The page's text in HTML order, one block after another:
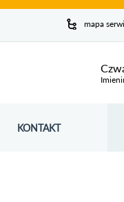
mapa
KONTAKT